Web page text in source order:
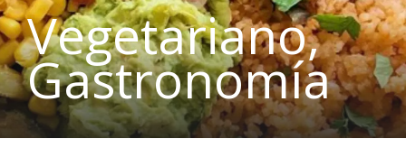
Vegetariano,
Gastronomía